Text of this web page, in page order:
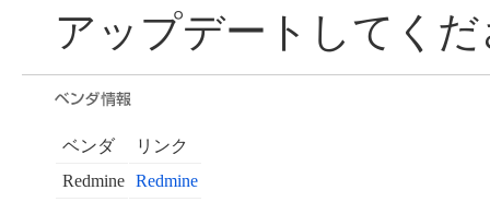
アップデートしてく
ベンダ
リンク
Redmine
Redmine